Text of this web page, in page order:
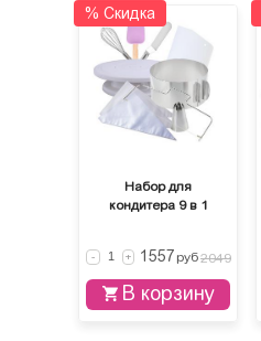
% Скидка
Набор для
кондитера 9 в 1
- + 1557руб2049
В корзину